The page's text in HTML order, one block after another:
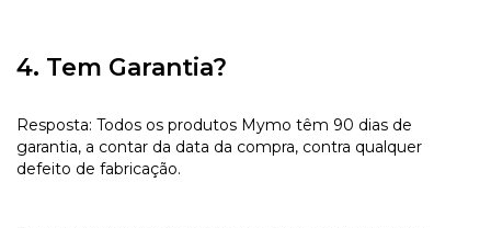
4. Tem Garantia?
Resposta: Todos os produtos Mymo têm 90 dias de
garantia, a contar da data da compra, contra qualquer
defeito de fabricação.